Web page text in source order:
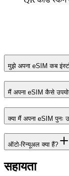
मुझे अपना eSIM कब
मैं अपना eSIM कैसे
क्या मैं अपना eSIM पुनः
ऑटो-रिन्यूअल क्या हैं?
सहायता